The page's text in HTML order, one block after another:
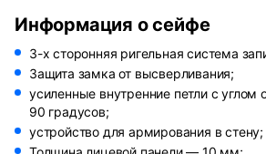
Информация о сейфе
3-х сторонняя ригельная система
Защита замка от высверливания;
усиленные внутренние петли с углом
90 градусов;
устройство для армирования в стену;